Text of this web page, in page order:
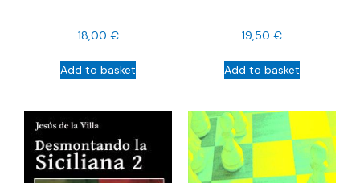
18,00 €
Add to basket
19,50 €
Add to basket